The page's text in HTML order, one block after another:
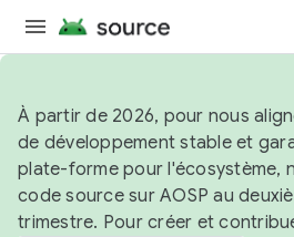
À partir de 2026, pour nous
de développement stable et
plate-forme pour l'écosystème,
code source sur AOSP au
trimestre. Pour créer et